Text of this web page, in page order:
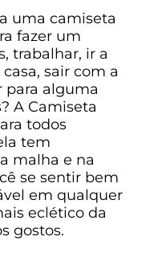
uma camiseta
fazer um
trabalhar, ir a
sair com a
para alguma
A Camiseta
todos
tem
malha e na
se sentir bem
em qualquer
eclético da
gostos.